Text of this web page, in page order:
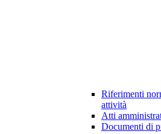
Riferimenti
attività
Atti
Documenti di